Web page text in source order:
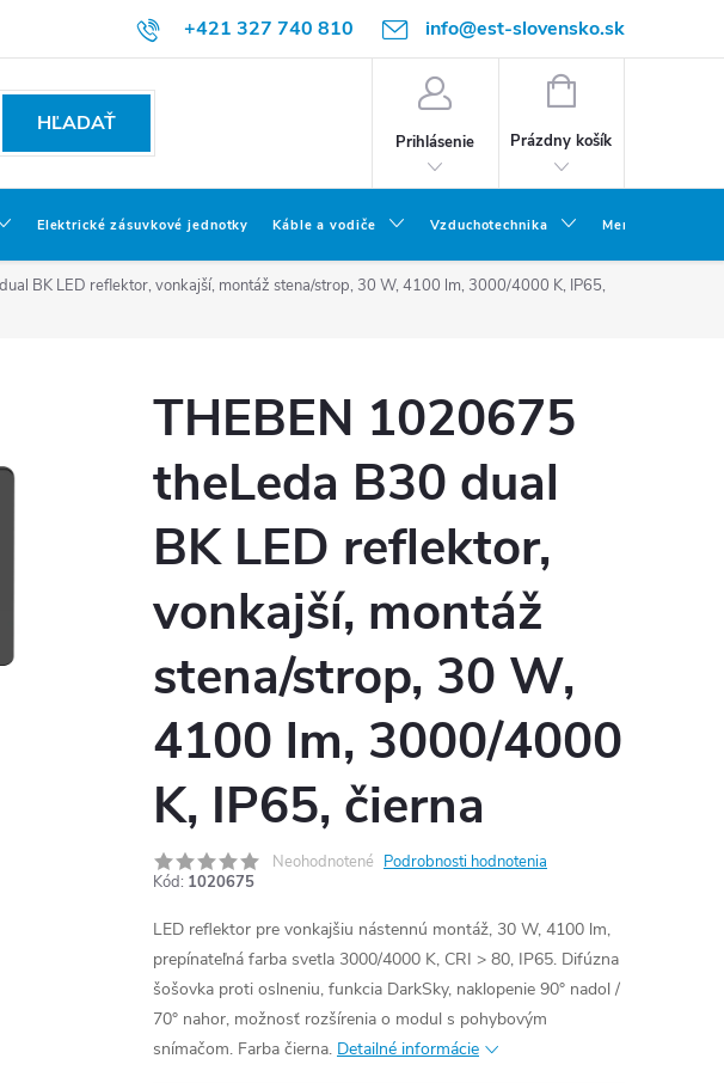
+421 327 740 810 info@est-slovensko.sk
HĽADAŤ
Prihlásenie
NÁKUPNÝ
Prázdny košík
Elektrické zásuvkové jednotky Káble a vodiče Vzduchotechnika Meracia a
BK LED reflektor, vonkajší, montáž stena/strop, 30 W, 4100 lm, 3000/4000 K, IP65,
THEBEN 1020675
theLeda B30 dual
BK LED reflektor,
vonkajší, montáž
stena/strop, 30 W,
4100 lm, 3000/4000
K, IP65, čierna
Neohodnotené Podrobnosti hodnotenia
Kód: 1020675
LED reflektor pre vonkajšiu nástennú montáž, 30 W, 4100 lm,
prepínateľná farba svetla 3000/4000 K, CRI > 80, IP65. Difúzna
šošovka proti oslneniu, funkcia DarkSky, naklopenie 90° nadol /
70° nahor, možnosť rozšírenia o modul s pohybovým
snímačom. Farba čierna. Detailné informácie